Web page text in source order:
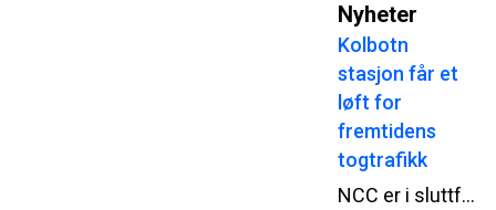
Nyheter
Kolbotn
stasjon får et
løft for
fremtidens
togtrafikk
NCC er i sluttfasen av en omfattende oppgradering av Kolbotn stasjon. Når passasjerene tar i bruk begge de nye plattformene fra 3. august, møter de en mer tilgjengelig og moderne stasjon, bygget mens togtrafikken i stor grad har gått som normalt.